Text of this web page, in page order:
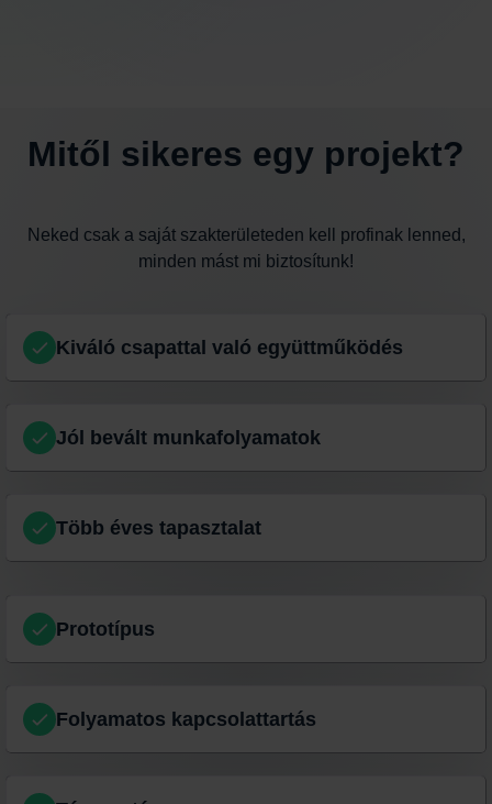
Mitől sikeres egy projekt?
Neked csak a saját szakterületeden kell profinak lenned,
minden mást mi biztosítunk!
Kiváló csapattal való együttműködés
Jól bevált munkafolyamatok
Több éves tapasztalat
Prototípus
Folyamatos kapcsolattartás